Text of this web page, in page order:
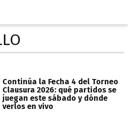
Continúa la Fecha 4 del Torneo
Clausura 2026: qué partidos se
juegan este sábado y dónde
verlos en vivo